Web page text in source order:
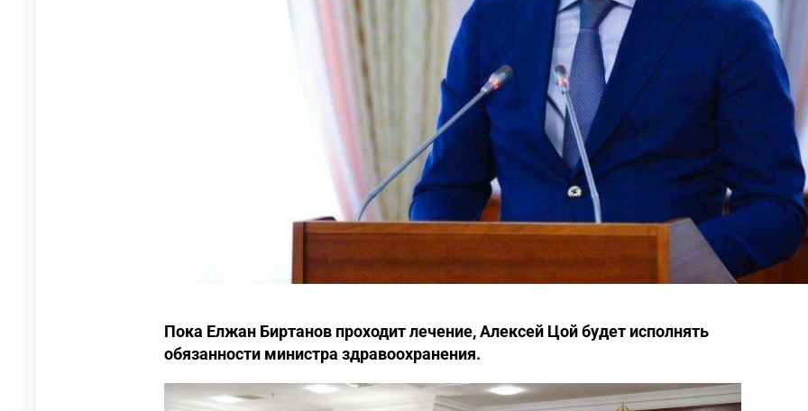
Пока Елжан Биртанов проходит лечение, Алексей Цой будет исполнять
обязанности министра здравоохранения.